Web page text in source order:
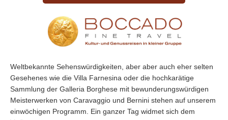
Weltbekannte Sehenswürdigkeiten, aber aber auch eher selten
Gesehenes wie die Villa Farnesina oder die hochkarätige
Sammlung der Galleria Borghese mit bewunderungswürdigen
Meisterwerken von Caravaggio und Bernini stehen auf unserem
einwöchigen Programm. Ein ganzer Tag widmet sich dem